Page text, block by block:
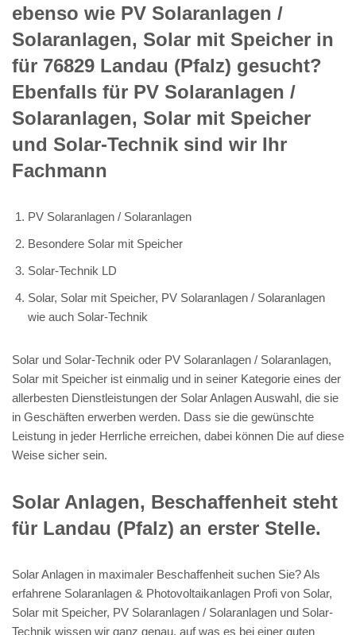
ebenso wie PV Solaranlagen /
Solaranlagen, Solar mit Speicher in
für 76829 Landau (Pfalz) gesucht?
Ebenfalls für PV Solaranlagen /
Solaranlagen, Solar mit Speicher
und Solar-Technik sind wir Ihr
Fachmann
PV Solaranlagen / Solaranlagen
Besondere Solar mit Speicher
Solar-Technik LD
Solar, Solar mit Speicher, PV Solaranlagen / Solaranlagen
wie auch Solar-Technik
Solar und Solar-Technik oder PV Solaranlagen / Solaranlagen,
Solar mit Speicher ist einmalig und in seiner Kategorie eines der
allerbesten Dienstleistungen der Solar Anlagen Auswahl, die sie
in Geschäften erwerben werden. Dass sie die gewünschte
Leistung in jeder Herrliche erreichen, dabei können Die auf diese
Weise sicher sein.
Solar Anlagen, Beschaffenheit steht
für Landau (Pfalz) an erster Stelle.
Solar Anlagen in maximaler Beschaffenheit suchen Sie? Als
erfahrene Solaranlagen & Photovoltaikanlagen Profi von Solar,
Solar mit Speicher, PV Solaranlagen / Solaranlagen und Solar-
Technik wissen wir ganz genau, auf was es bei einer guten